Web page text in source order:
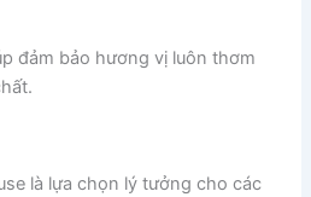
đảm bảo hương vị luôn thơm
là lựa chọn lý tưởng cho các